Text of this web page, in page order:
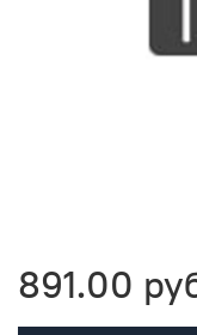
891.00